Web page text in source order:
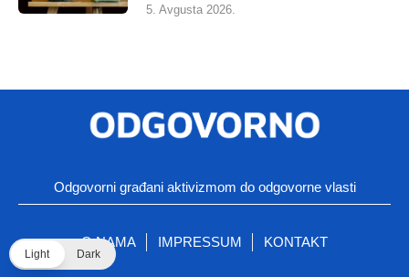
5. Avgusta 2026.
Odgovorni građani aktivizmom do odgovorne vlasti
O NAMA IMPRESSUM KONTAKT
Light Dark